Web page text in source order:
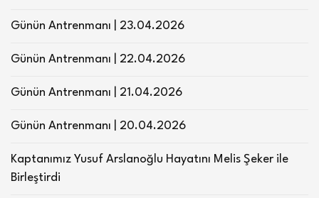
Günün Antrenmanı | 23.04.2026
Günün Antrenmanı | 22.04.2026
Günün Antrenmanı | 21.04.2026
Günün Antrenmanı | 20.04.2026
Kaptanımız Yusuf Arslanoğlu Hayatını Melis Şeker ile
Birleştirdi